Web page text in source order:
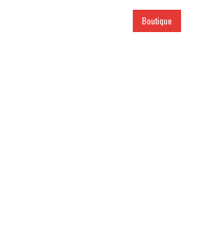
Boutique